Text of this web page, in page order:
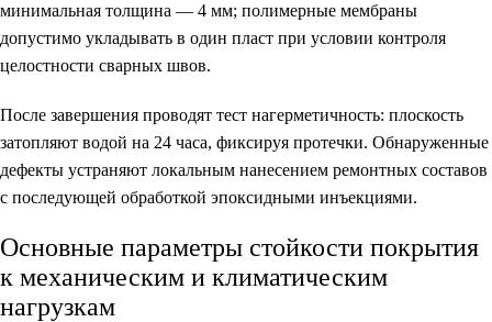
минимальная толщина –– 4 мм; полимерные мембраны
допустимо укладывать в один пласт при условии контроля
целостности сварных швов.
После завершения проводят тест нагерметичность: плоскость
затопляют водой на 24 часа, фиксируя протечки. Обнаруженные
дефекты устраняют локальным нанесением ремонтных составов
с последующей обработкой эпоксидными инъекциями.
Основные параметры стойкости покрытия
к механическим и климатическим
нагрузкам